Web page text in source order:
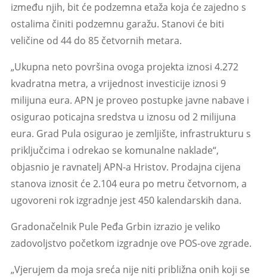
između njih, bit će podzemna etaža koja će zajedno s
ostalima činiti podzemnu garažu. Stanovi će biti
veličine od 44 do 85 četvornih metara.
„Ukupna neto površina ovoga projekta iznosi 4.272
kvadratna metra, a vrijednost investicije iznosi 9
milijuna eura. APN je proveo postupke javne nabave i
osigurao poticajna sredstva u iznosu od 2 milijuna
eura. Grad Pula osigurao je zemljište, infrastrukturu s
priključcima i odrekao se komunalne naklade“,
objasnio je ravnatelj APN-a Hristov. Prodajna cijena
stanova iznosit će 2.104 eura po metru četvornom, a
ugovoreni rok izgradnje jest 450 kalendarskih dana.
Gradonačelnik Pule Peđa Grbin izrazio je veliko
zadovoljstvo početkom izgradnje ove POS-ove zgrade.
„Vjerujem da moja sreća nije niti približna onih koji se